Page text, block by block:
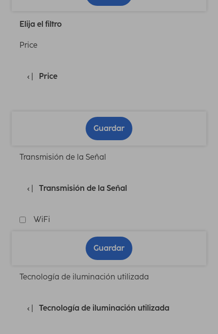
Elija el filtro
Price
Price
Guardar
Transmisión de la Señal
Transmisión de la Señal
WiFi
Guardar
Tecnología de iluminación utilizada
Tecnología de iluminación utilizada